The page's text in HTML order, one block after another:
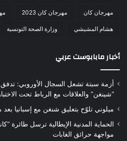
مهرجان كان مهرجان كان 2023
هشام المشيشي وزارة الصحة التونسية
أخبار مابابوست عربي
أزمة سبتة تشعل السجال الأوروبي:
“شينغن” والعلاقات مع الرباط تحت الاختبار
ميلوني تلوّح بتعليق شنغن مع إسبانيا
الحماية المدنية الإيطالية ترسل طائرة
مواجهة حرائق الغابات